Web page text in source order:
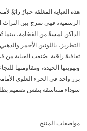
هذه العباية المغلقة خيارٌ رائعٌ
الرسمية، فهي تمزج بين التراث
الداكن لمسةً من الفخامة،
التطريز، باللونين الأحمر
ثقافيةً راقية. صُنعت العباية من
وتهويتها الجيدة، ومقاومتها
بزر واحد في الجزء العلوي
سوداء متناسقة بنفس تصميم
مواصفات المنتج